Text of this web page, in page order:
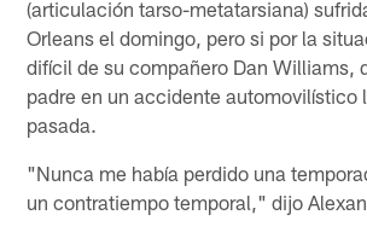
(articulación tarso-metatarsiana)
Orleans el domingo, pero si por la
difícil de su compañero Dan Williams,
padre en un accidente automovilístico
pasada.
"Nunca me había perdido una
un contratiempo temporal," dijo